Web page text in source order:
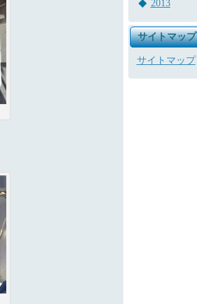
2013
サイトマップ
サイトマップ